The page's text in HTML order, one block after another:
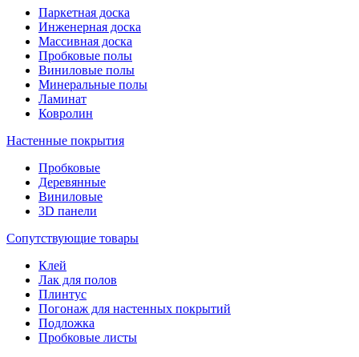
Паркетная доска
Инженерная доска
Массивная доска
Пробковые полы
Виниловые полы
Минеральные полы
Ламинат
Ковролин
Настенные покрытия
Пробковые
Деревянные
Виниловые
3D панели
Сопутствующие товары
Клей
Лак для полов
Плинтус
Погонаж для настенных покрытий
Подложка
Пробковые листы